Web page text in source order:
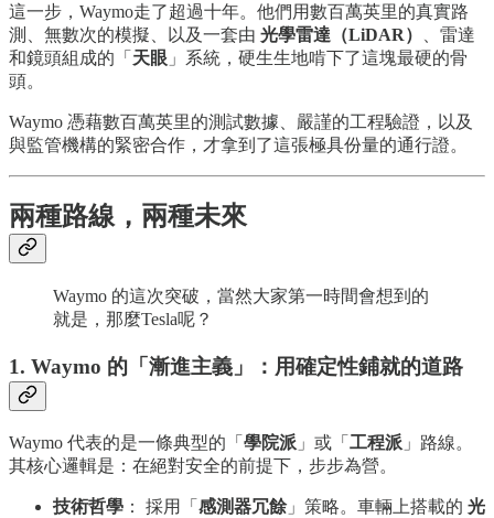
這一步，Waymo走了超過十年。他們用數百萬英里的真實路
測、無數次的模擬、以及一套由 光學雷達（LiDAR）
、雷達
和鏡頭組成的「 天眼 」系統，硬生生地啃下了這塊最硬的骨
頭。
Waymo 憑藉數百萬英里的測試數據、嚴謹的工程驗證，以及
與監管機構的緊密合作，才拿到了這張極具份量的通行證。
兩種路線，兩種未來
Waymo 的這次突破，當然大家第一時間會想到的
就是，那麼Tesla呢？
1. Waymo 的「漸進主義」：用確定性鋪就的道路
Waymo 代表的是一條典型的「 學院派 」或「 工程派 」路線。
其核心邏輯是：在絕對安全的前提下，步步為營。
技術哲學 ： 採用「 感測器冗餘」策略。車輛上搭載的 光